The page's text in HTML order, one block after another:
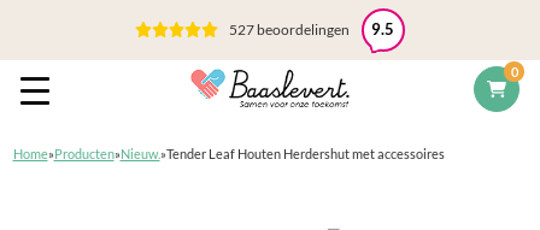
0
527 beoordelingen 9.5
Home»Producten»Nieuw.»Tender Leaf Houten Herdershut met accessoires